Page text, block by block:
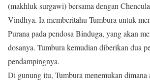
(makhluk surgawi) bersama dengan
Vindhya. Ia memberitahu Tumbura untuk
Purana pada pendosa Binduga, yang akan
dosanya. Tumbura kemudian diberikan dua
pendampingnya.
Di gunung itu, Tumbura menemukan dimana